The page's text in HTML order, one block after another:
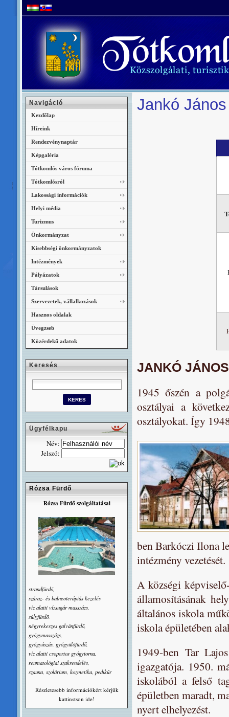
Jankó
JANKÓ
1945 őszén a
osztályai a
osztályokat. Így
ben Barkóczi Ilona
intézmény vezetését.
A községi
államosításának
általános iskola
iskola épületében
1949-ben Tar
igazgatója. 1950.
iskolából a felső
épületben maradt,
nyert elhelyezést.
Navigáció
Kezdőlap
Híreink
Rendezvénynaptár
Képgaléria
Tótkomlós város fóruma
Tótkomlósról
Lakossági információk
Helyi média
Turizmus
Önkormányzat
Kisebbségi önkormányzatok
Intézmények
Pályázatok
Társulások
Szervezetek, vállalkozások
Hasznos oldalak
Üvegzseb
Közérdekű adatok
Keresés
Ügyfélkapu
Név:
Jelszó:
Rózsa Fürdő
Rózsa Fürdő szolgáltatásai
strandfürdõ,
száraz- és balneoterápiás kezelés
víz alatti vízsugár masszázs,
súlyfürdõ,
négyrekeszes galvánfürdõ,
gyógymasszázs,
gyógyúszás, gyógyülõfürdő,
víz alatti csoportos gyógytorna,
reumatológiai szakrendelés,
szauna, szolárium, kozmetika, pedikûr
Részletesebb információkért kérjük
kattinstson ide!